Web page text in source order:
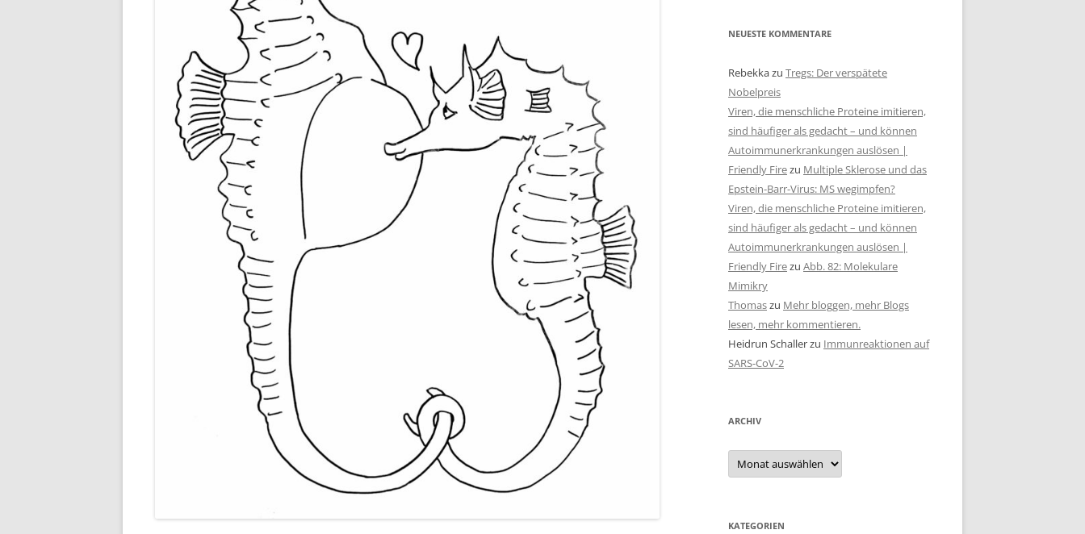
NEUESTE KOMMENTARE
Rebekkazu Tregs: Der verspätete
Nobelpreis
Viren, die menschliche Proteine imitieren,
sind häufiger als gedacht – und können
Autoimmunerkrankungen auslösen |
Friendly Firezu Multiple Sklerose und das
Epstein-Barr-Virus: MS wegimpfen?
Viren, die menschliche Proteine imitieren,
sind häufiger als gedacht – und können
Autoimmunerkrankungen auslösen |
Friendly Firezu Abb. 82: Molekulare
Mimikry
Thomaszu Mehr bloggen, mehr Blogs
lesen, mehr kommentieren.
Heidrun Schallerzu Immunreaktionen auf
SARS-CoV-2
ARCHIV
Archiv
KATEGORIEN